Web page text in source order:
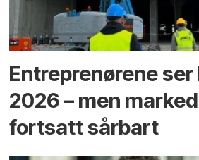
Entreprenørene ser
2026 – men
fortsatt sårbart